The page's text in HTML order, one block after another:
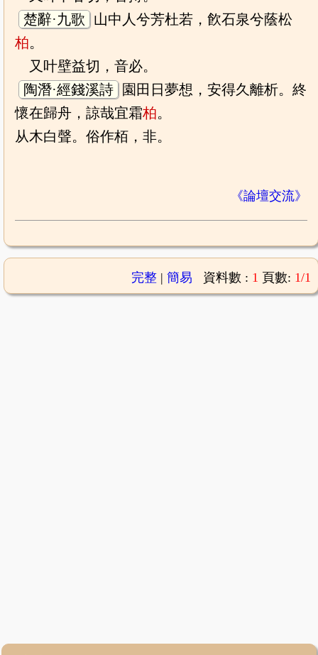
楚辭·九歌
山中人兮芳杜若，飮石泉兮蔭松
柏。
又叶壁益切，音必。
陶潛·經錢溪詩 園田日夢想，安得久離析。終
懷在歸舟，諒哉宜霜柏。
从木白聲。俗作栢，非。
《論壇交流》
完整| 簡易 資料數 : 1 頁數: 1/1